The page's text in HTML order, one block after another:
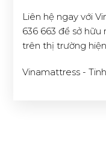
Liên hệ ngay với
636 663 để sở
trên thị trường
Vinamattress -